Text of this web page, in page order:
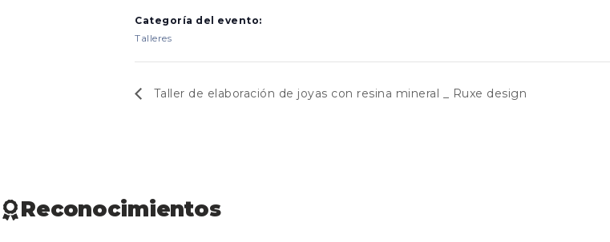
Categoría del evento:
Talleres
Taller de elaboración de joyas con resina mineral _ Ruxe design
Reconocimientos